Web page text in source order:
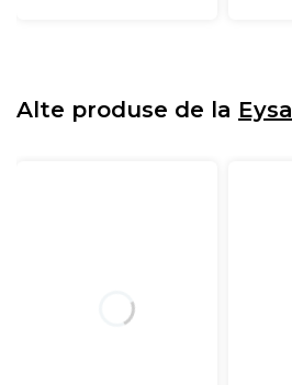
Alte produse de la Eysa